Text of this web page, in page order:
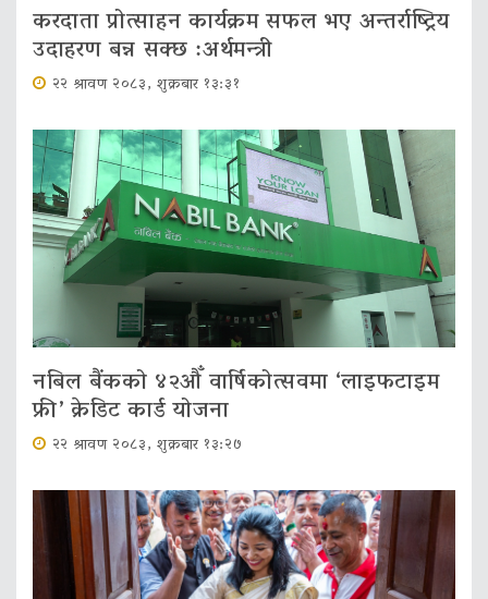
करदाता प्रोत्साहन कार्यक्रम सफल भए अन्तर्राष्ट्रिय
उदाहरण बन्न सक्छ :अर्थमन्त्री
२२ श्रावण २०८३, शुक्रबार १३:३१
नबिल बैंकको ४२औँ वार्षिकोत्सवमा ‘लाइफटाइम
फ्री’ क्रेडिट कार्ड योजना
२२ श्रावण २०८३, शुक्रबार १३:२७